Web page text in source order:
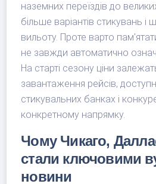
наземних переїздів до
більше варіантів стикувань
вильоту. Проте варто
не завжди автоматично
На старті сезону ціни
завантаження рейсів,
стикувальних банках і
конкретному напрямку.
Чому Чикаго,
стали ключовими
новини